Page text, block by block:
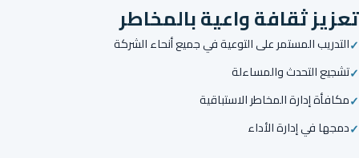
تعزيز ثقافة واعية بالمخاطر
التدريب المستمر على التوعية في جميع أنحاء الشركة
تشجيع التحدث والمساءلة
مكافأة إدارة المخاطر الاستباقية
دمجها في إدارة الأداء